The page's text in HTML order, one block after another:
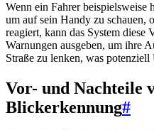
Wenn ein Fahrer beispielsweise
um auf sein Handy zu schauen,
reagiert, kann das System diese
Warnungen ausgeben, um ihre
Straße zu lenken, was
Vor- und Nachteile
Blickerkennung#